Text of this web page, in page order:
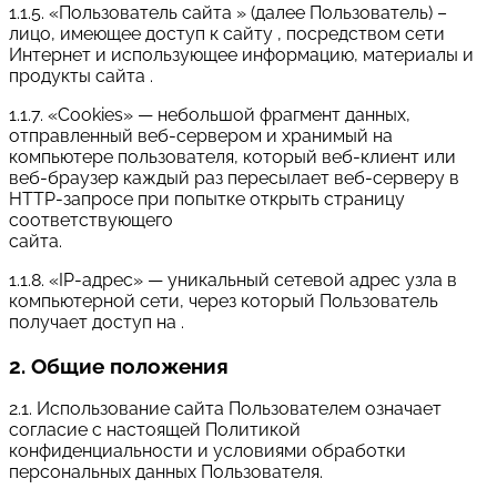
1.1.5. «Пользователь сайта » (далее Пользователь) –
лицо, имеющее доступ к сайту , посредством сети
Интернет и использующее информацию, материалы и
продукты сайта .
1.1.7. «Cookies» — небольшой фрагмент данных,
отправленный веб-сервером и хранимый на
компьютере пользователя, который веб-клиент или
веб-браузер каждый раз пересылает веб-серверу в
HTTP-запросе при попытке открыть страницу
соответствующего
сайта.
1.1.8. «IP-адрес» — уникальный сетевой адрес узла в
компьютерной сети, через который Пользователь
получает доступ на .
2. Общие положения
2.1. Использование сайта Пользователем означает
согласие с настоящей Политикой
конфиденциальности и условиями обработки
персональных данных Пользователя.